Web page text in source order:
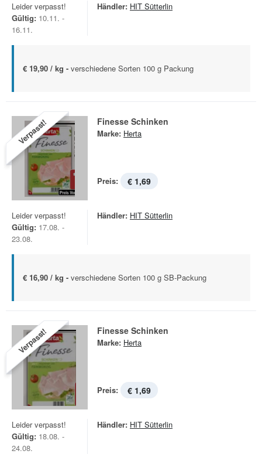
Leider verpasst!
Gültig: 10.11. -
16.11.
Händler: HIT Sütterlin
€ 19,90 / kg - verschiedene Sorten 100 g Packung
Verpasst! Finesse Schinken
Marke: Herta
Preis: € 1,69
Leider verpasst!
Gültig: 17.08. -
23.08.
Händler: HIT Sütterlin
€ 16,90 / kg - verschiedene Sorten 100 g SB-Packung
Verpasst! Finesse Schinken
Marke: Herta
Preis: € 1,69
Leider verpasst!
Gültig: 18.08. -
24.08.
Händler: HIT Sütterlin